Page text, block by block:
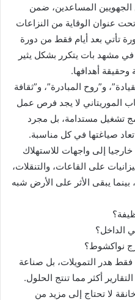
المساعدين، ضمن
عنوان الوقاية من النزاعات
تأتي بعد أيام فقط من دورة
في مشهد بات يتكرر بشكل يثير
أهدافها.
و”روح المبادرة”، و”ثقافة
الموريتاني لا يجد فرص عمل
تشغيل مستدامة، بل مجرد
صياغتها في كل مناسبة.
إلى واجهات للاستهلاك
على القاعات، والتنقلات،
يبقى الأثر على الأرض شبه
الداخل؟
نواكشوط؟
هدر التمويلات، بل صناعة
أكثر مما تنتج الحلول.
لا تحتاج إلى مزيد من